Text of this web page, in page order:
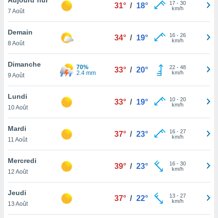
et
»,
au
vous
qu'ils
ou
le
ainsi
un
la
du
7 Août
31° / 18° 17- 30
km/h
Demain
8 Août
34° / 19° 16- 26
km/h
Dimanche
9 Août
70%
2.4 mm
33° / 20° 22- 48
km/h
Lundi
10 Août
33° / 19° 10- 20
km/h
Mardi
11 Août
37° / 23° 16- 27
km/h
Mercredi
12 Août
39° / 23° 16- 30
km/h
Jeudi
13 Août
37° / 22° 13- 27
km/h